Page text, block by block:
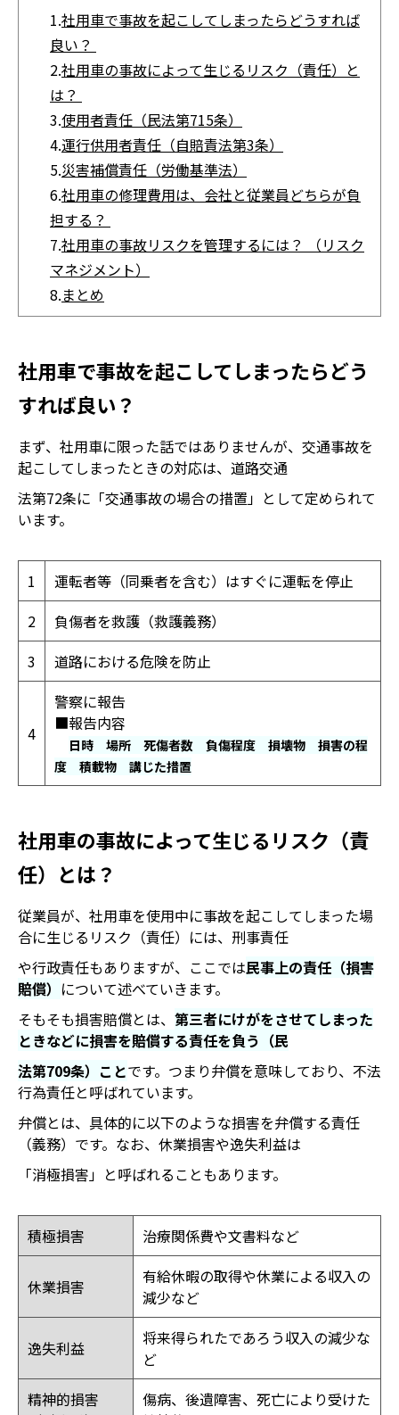
1.社用車で事故を起こしてしまったらどうすれば
良い？
2.社用車の事故によって生じるリスク（責任）と
は？
3.使用者責任（民法第715条）
4.運行供用者責任（自賠責法第3条）
5.災害補償責任（労働基準法）
6.社用車の修理費用は、会社と従業員どちらが負
担する？
7.社用車の事故リスクを管理するには？ （リスク
マネジメント）
8.まとめ
社用車で事故を起こしてしまったらどう
すれば良い？
まず、社用車に限った話ではありませんが、交通事故を
起こしてしまったときの対応は、道路交通
法第72条に「交通事故の場合の措置」として定められて
います。
1
運転者等（同乗者を含む）はすぐに運転を停止
2
負傷者を救護（救護義務）
3
道路における危険を防止
4
警察に報告
■報告内容
日時 場所 死傷者数 負傷程度 損壊物 損害の程
度 積載物 講じた措置
社用車の事故によって生じるリスク（責
任）とは？
従業員が、社用車を使用中に事故を起こしてしまった場
合に生じるリスク（責任）には、刑事責任
や行政責任もありますが、ここでは民事上の責任（損害
賠償） について述べていきます。
そもそも損害賠償とは、 第三者にけがをさせてしまった
ときなどに損害を賠償する責任を負う（民
法第709条）ことです。つまり弁償を意味しており、不法
行為責任と呼ばれています。
弁償とは、具体的に以下のような損害を弁償する責任
（義務）です。なお、休業損害や逸失利益は
「消極損害」と呼ばれることもあります。
積極損害 治療関係費や文書料など
休業損害
有給休暇の取得や休業による収入の
減少など
逸失利益
将来得られたであろう収入の減少な
ど
精神的損害
傷病、後遺障害、死亡により受けた